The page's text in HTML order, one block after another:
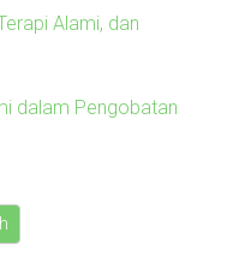
Alami, dan
dalam Pengobatan